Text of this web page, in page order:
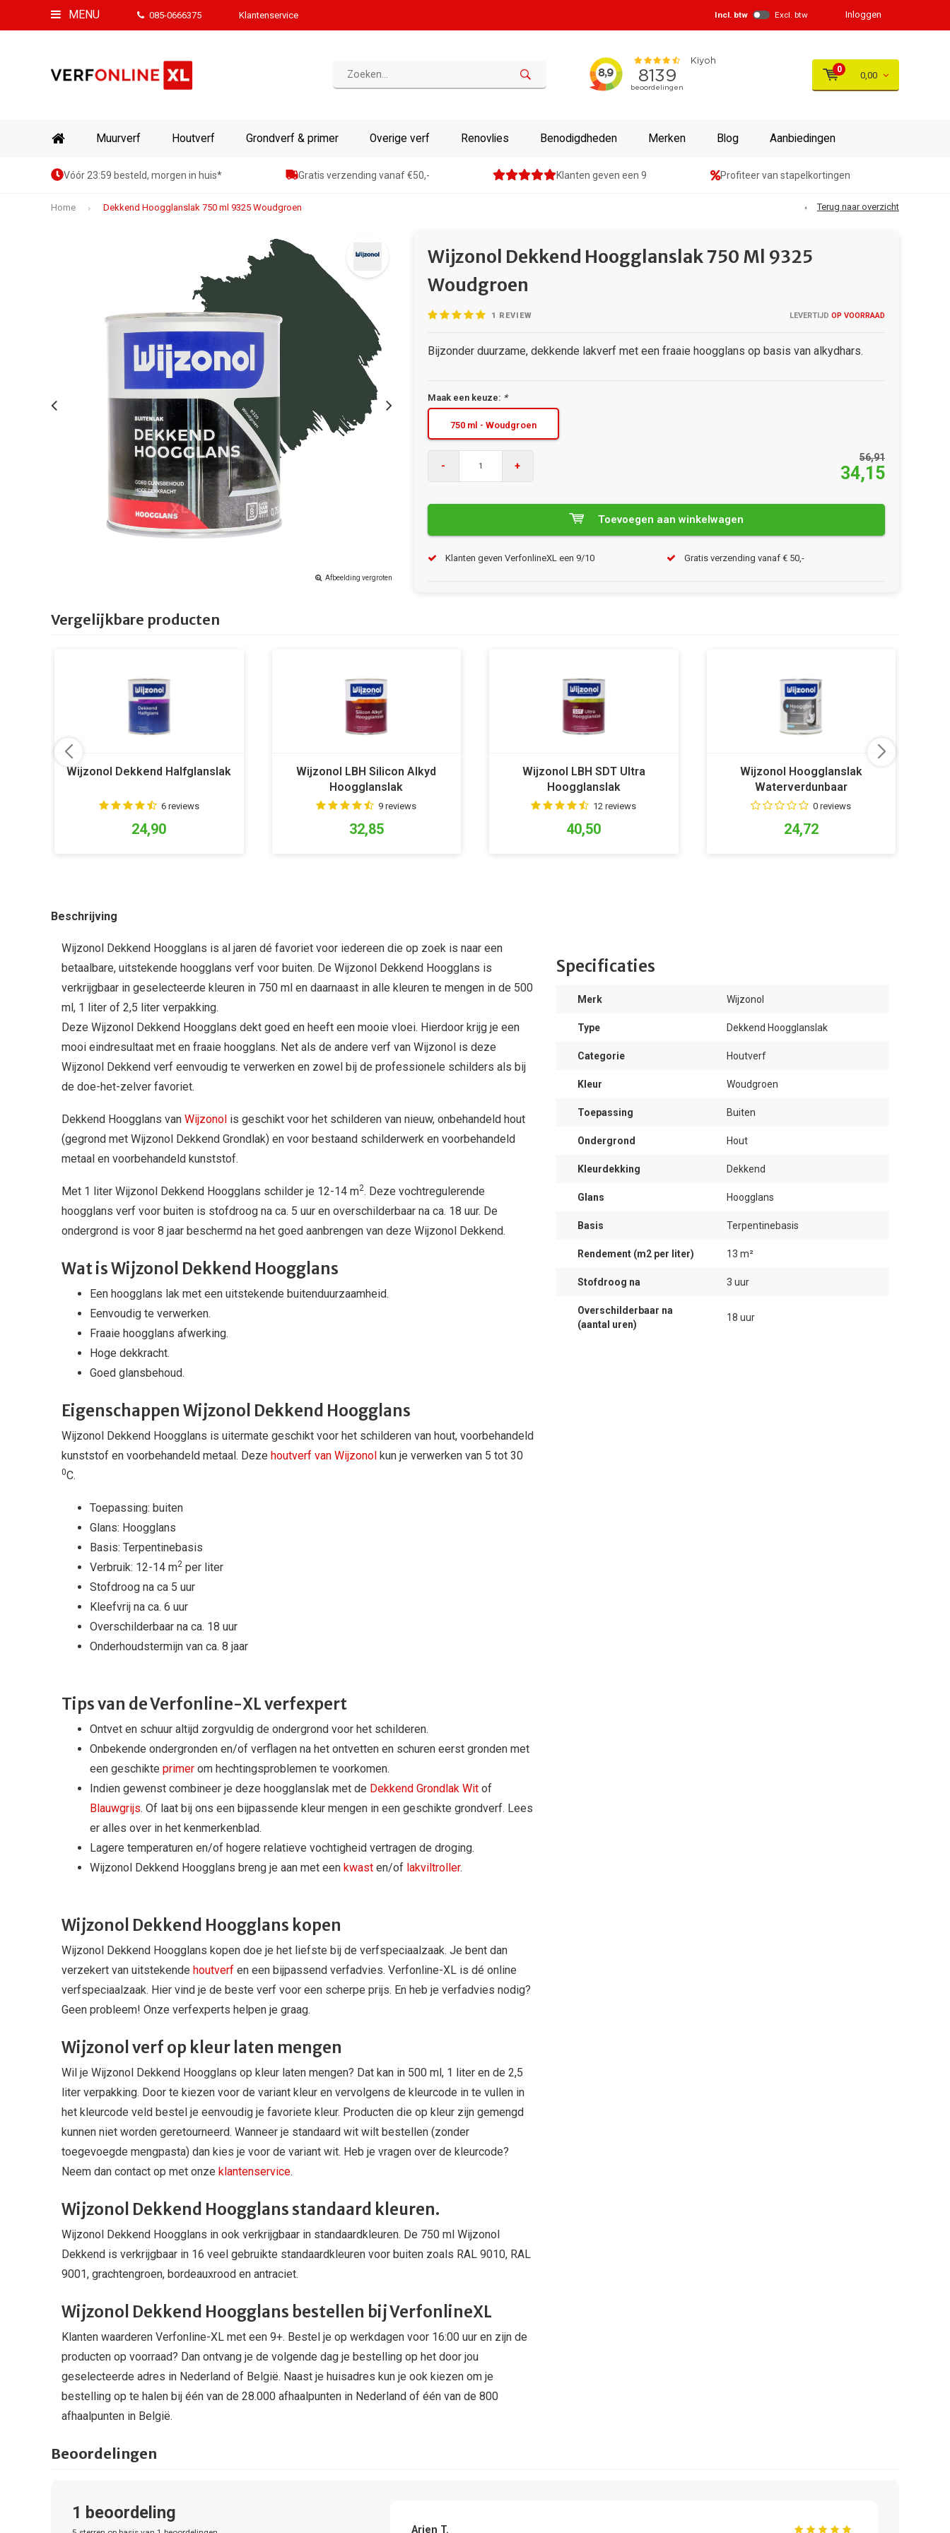
MENU 085-0666375 Klantenservice Incl. btw Excl. btw Inloggen
0
0,00
Muurverf Houtverf Grondverf & primer Overige verf Renovlies Benodigdheden Merken Blog Aanbiedingen
Vóór 23:59 besteld, morgen in huis* Gratis verzending vanaf €50,- Klanten geven een 9 Profiteer van stapelkortingen
Home Dekkend Hoogglanslak 750 ml 9325 Woudgroen Terug naar overzicht
Afbeelding vergroten
Wijzonol Dekkend Hoogglanslak 750 Ml 9325
Woudgroen
1 REVIEW LEVERTIJD OP VOORRAAD
Bijzonder duurzame, dekkende lakverf met een fraaie hoogglans op basis van alkydhars.
Maak een keuze: *
750 ml - Woudgroen
- +
56,91
34,15
Toevoegen aan winkelwagen
Klanten geven VerfonlineXL een 9/10 Gratis verzending vanaf € 50,-
Vergelijkbare producten
Wijzonol Dekkend Halfglanslak
6 reviews
24,90
Wijzonol LBH Silicon Alkyd
Hoogglanslak
9 reviews
32,85
Wijzonol LBH SDT Ultra
Hoogglanslak
12 reviews
40,50
Wijzonol Hoogglanslak
Waterverdunbaar
0 reviews
24,72
Beschrijving
Wijzonol Dekkend Hoogglans is al jaren dé favoriet voor iedereen die op zoek is naar een
betaalbare, uitstekende hoogglans verf voor buiten. De Wijzonol Dekkend Hoogglans is
verkrijgbaar in geselecteerde kleuren in 750 ml en daarnaast in alle kleuren te mengen in de 500
ml, 1 liter of 2,5 liter verpakking.
Deze Wijzonol Dekkend Hoogglans dekt goed en heeft een mooie vloei. Hierdoor krijg je een
mooi eindresultaat met en fraaie hoogglans. Net als de andere verf van Wijzonol is deze
Wijzonol Dekkend verf eenvoudig te verwerken en zowel bij de professionele schilders als bij
de doe-het-zelver favoriet.
Dekkend Hoogglans van Wijzonol is geschikt voor het schilderen van nieuw, onbehandeld hout
(gegrond met Wijzonol Dekkend Grondlak) en voor bestaand schilderwerk en voorbehandeld
metaal en voorbehandeld kunststof.
Met 1 liter Wijzonol Dekkend Hoogglans schilder je 12-14 m2. Deze vochtregulerende
hoogglans verf voor buiten is stofdroog na ca. 5 uur en overschilderbaar na ca. 18 uur. De
ondergrond is voor 8 jaar beschermd na het goed aanbrengen van deze Wijzonol Dekkend.
Wat is Wijzonol Dekkend Hoogglans
Een hoogglans lak met een uitstekende buitenduurzaamheid.
Eenvoudig te verwerken.
Fraaie hoogglans afwerking.
Hoge dekkracht.
Goed glansbehoud.
Eigenschappen Wijzonol Dekkend Hoogglans
Wijzonol Dekkend Hoogglans is uitermate geschikt voor het schilderen van hout, voorbehandeld
kunststof en voorbehandeld metaal. Deze houtverf van Wijzonol kun je verwerken van 5 tot 30
0C.
Toepassing: buiten
Glans: Hoogglans
Basis: Terpentinebasis
Verbruik: 12-14 m2 per liter
Stofdroog na ca 5 uur
Kleefvrij na ca. 6 uur
Overschilderbaar na ca. 18 uur
Onderhoudstermijn van ca. 8 jaar
Tips van de Verfonline-XL verfexpert
Ontvet en schuur altijd zorgvuldig de ondergrond voor het schilderen.
Onbekende ondergronden en/of verflagen na het ontvetten en schuren eerst gronden met
een geschikte primer om hechtingsproblemen te voorkomen.
Indien gewenst combineer je deze hoogglanslak met de Dekkend Grondlak Wit of
Blauwgrijs. Of laat bij ons een bijpassende kleur mengen in een geschikte grondverf. Lees
er alles over in het kenmerkenblad.
Lagere temperaturen en/of hogere relatieve vochtigheid vertragen de droging.
Wijzonol Dekkend Hoogglans breng je aan met een kwast en/of lakviltroller.
Wijzonol Dekkend Hoogglans kopen
Wijzonol Dekkend Hoogglans kopen doe je het liefste bij de verfspeciaalzaak. Je bent dan
verzekert van uitstekende houtverf en een bijpassend verfadvies. Verfonline-XL is dé online
verfspeciaalzaak. Hier vind je de beste verf voor een scherpe prijs. En heb je verfadvies nodig?
Geen probleem! Onze verfexperts helpen je graag.
Wijzonol verf op kleur laten mengen
Wil je Wijzonol Dekkend Hoogglans op kleur laten mengen? Dat kan in 500 ml, 1 liter en de 2,5
liter verpakking. Door te kiezen voor de variant kleur en vervolgens de kleurcode in te vullen in
het kleurcode veld bestel je eenvoudig je favoriete kleur. Producten die op kleur zijn gemengd
kunnen niet worden geretourneerd. Wanneer je standaard wit wilt bestellen (zonder
toegevoegde mengpasta) dan kies je voor de variant wit. Heb je vragen over de kleurcode?
Neem dan contact op met onze klantenservice.
Wijzonol Dekkend Hoogglans standaard kleuren.
Wijzonol Dekkend Hoogglans in ook verkrijgbaar in standaardkleuren. De 750 ml Wijzonol
Dekkend is verkrijgbaar in 16 veel gebruikte standaardkleuren voor buiten zoals RAL 9010, RAL
9001, grachtengroen, bordeauxrood en antraciet.
Wijzonol Dekkend Hoogglans bestellen bij VerfonlineXL
Klanten waarderen Verfonline-XL met een 9+. Bestel je op werkdagen voor 16:00 uur en zijn de
producten op voorraad? Dan ontvang je de volgende dag je bestelling op het door jou
geselecteerde adres in Nederland of België. Naast je huisadres kun je ook kiezen om je
bestelling op te halen bij één van de 28.000 afhaalpunten in Nederland of één van de 800
afhaalpunten in België.
Specificaties
Merk Wijzonol
Type Dekkend Hoogglanslak
Categorie Houtverf
Kleur Woudgroen
Toepassing Buiten
Ondergrond Hout
Kleurdekking Dekkend
Glans Hoogglans
Basis Terpentinebasis
Rendement (m2 per liter) 13 m²
Stofdroog na 3 uur
Overschilderbaar na
(aantal uren)
18 uur
Beoordelingen
1 beoordeling
Arjen T.